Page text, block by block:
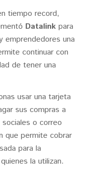
tiempo record,
Datalink para
emprendedores una
continuar con
de tener una
usar una tarjeta
sus compras a
o correo
que permite cobrar
para la
la utilizan.